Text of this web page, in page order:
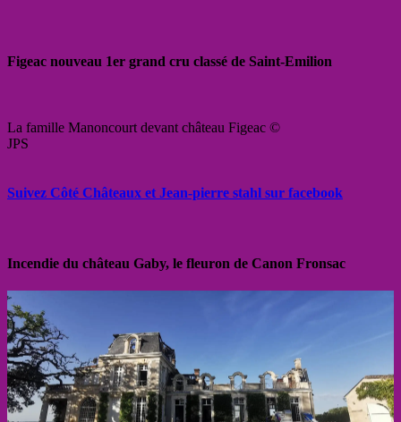
Figeac nouveau 1er grand cru classé de Saint-Emilion
La famille Manoncourt devant château Figeac ©
JPS
Suivez Côté Châteaux et Jean-pierre stahl sur facebook
Incendie du château Gaby, le fleuron de Canon Fronsac